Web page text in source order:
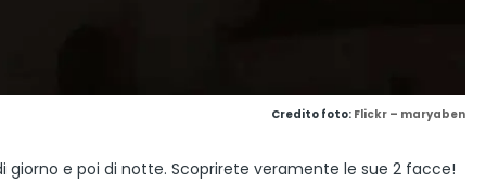
Credito foto: Flickr – maryaben
giorno e poi di notte. Scoprirete veramente le sue 2 facce!